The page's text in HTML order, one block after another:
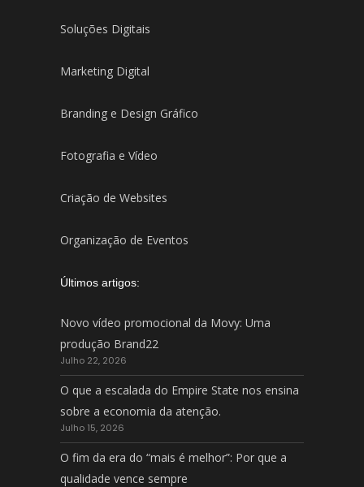
Soluções Digitais
Marketing Digital
Branding e Design Gráfico
Fotografia e Vídeo
Criação de Websites
Organização de Eventos
Últimos artigos:
Novo vídeo promocional da Movy: Uma
produção Brand22
Julho 22, 2026
O que a escalada do Empire State nos ensina
sobre a economia da atenção.
Julho 15, 2026
O fim da era do “mais é melhor”: Por que a
qualidade vence sempre